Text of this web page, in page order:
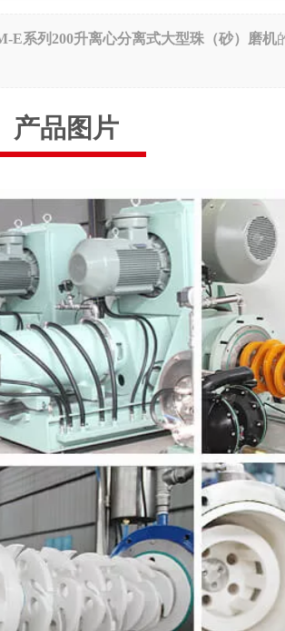
E系列200升离心分离式大型珠（砂）磨机
产品图片